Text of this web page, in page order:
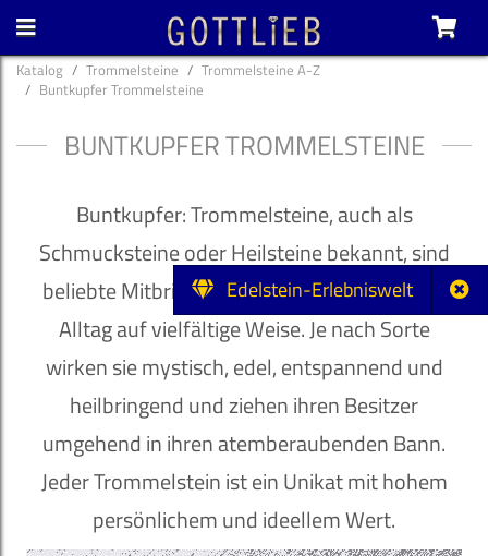
Edelstein-Erlebniswelt
Katalog Trommelsteine
Trommelsteine A-Z
Buntkupfer Trommelsteine
BUNTKUPFER TROMMELSTEINE
Buntkupfer: Trommelsteine, auch als
Schmucksteine oder Heilsteine bekannt, sind
beliebte Mitbringsel und bereichern unseren
Alltag auf vielfältige Weise. Je nach Sorte
wirken sie mystisch, edel, entspannend und
heilbringend und ziehen ihren Besitzer
umgehend in ihren atemberaubenden Bann.
Jeder Trommelstein ist ein Unikat mit hohem
persönlichem und ideellem Wert.